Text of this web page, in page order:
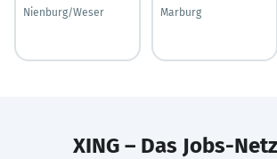
Nienburg/Weser
Marburg
XING – Das Jobs-